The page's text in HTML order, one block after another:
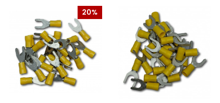
20%